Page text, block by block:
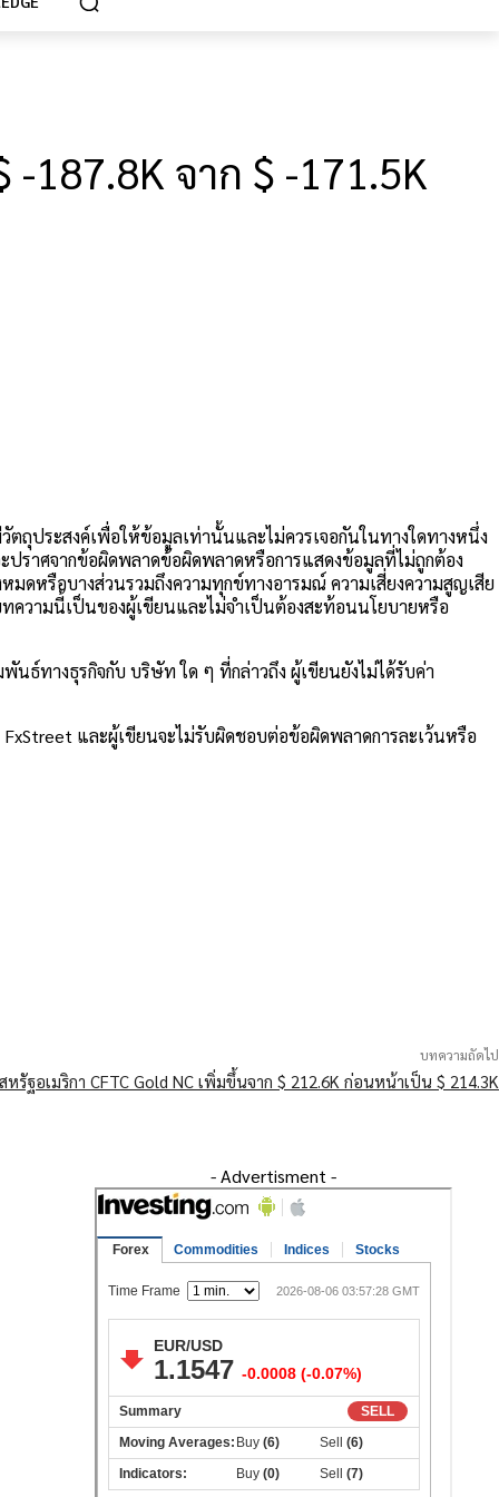
-187.8K จาก $ -171.5K
ถุประสงค์เพื่อให้ข้อมูลเท่านั้นและไม่ควรเจอกันในทางใดทางหนึ่ง
ราศจากข้อผิดพลาดข้อผิดพลาดหรือการแสดงข้อมูลที่ไม่ถูกต้อง
ดหรือบางส่วนรวมถึงความทุกข์ทางอารมณ์ ความเสี่ยงความสูญเสีย
ความนี้เป็นของผู้เขียนและไม่จำเป็นต้องสะท้อนนโยบายหรือ
ธ์ทางธุรกิจกับ บริษัท ใด ๆ ที่กล่าวถึง ผู้เขียนยังไม่ได้รับค่า
และผู้เขียนจะไม่รับผิดชอบต่อข้อผิดพลาดการละเว้นหรือ
บทความถัดไป
รัฐอเมริกา CFTC Gold NC เพิ่มขึ้นจาก $ 212.6K ก่อนหน้าเป็น $ 214.3K
- Advertisment -